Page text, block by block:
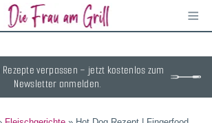
≡
Rezepte verpassen – jetzt kostenlos zum
Newsletter anmelden.